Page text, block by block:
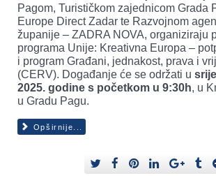
Pagom, Turističkom zajednicom Grada
Europe Direct Zadar te Razvojnom
županije – ZADRA NOVA, organiziraju
programa Unije: Kreativna Europa –
i program Građani, jednakost, prava i
(CERV). Događanje će se održati u
2025. godine s početkom u 9:30h, u
u Gradu Pagu.
Opširnije...